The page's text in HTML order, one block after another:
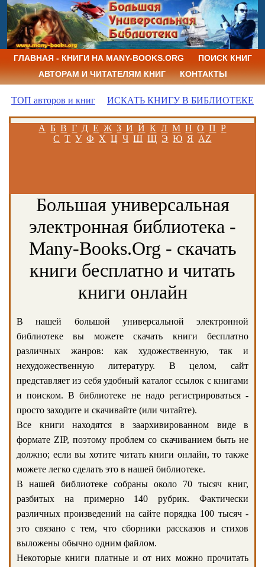
ГЛАВНАЯ - КНИГИ НА MANY-BOOKS.ORG
ПОИСК КНИГ
АВТОРАМ И ЧИТАТЕЛЯМ КНИГ
КОНТАКТЫ
ТОП авторов и книг ИСКАТЬ КНИГУ В БИБЛИОТЕКЕ
А Б В Г Д Е Ж З И Й К Л М Н О П Р
С Т У Ф Х Ц Ч Ш Щ Э Ю Я AZ
Большая универсальная
электронная библиотека -
Many-Books.Org - скачать
книги бесплатно и читать
книги онлайн
В нашей большой универсальной электронной
библиотеке вы можете скачать книги бесплатно
различных жанров: как художественную, так и
нехудожественную литературу. В целом, сайт
представляет из себя удобный каталог ссылок с книгами
и поиском. В библиотеке не надо регистрироваться -
просто заходите и скачивайте (или читайте).
Все книги находятся в заархивированном виде в
формате ZIP, поэтому проблем со скачиванием быть не
должно; если вы хотите читать книги онлайн, то также
можете легко сделать это в нашей библиотеке.
В нашей библиотеке собраны около 70 тысяч книг,
разбитых на примерно 140 рубрик. Фактически
различных произведений на сайте порядка 100 тысяч -
это связано с тем, что сборники рассказов и стихов
выложены обычно одним файлом.
Некоторые книги платные и от них можно прочитать